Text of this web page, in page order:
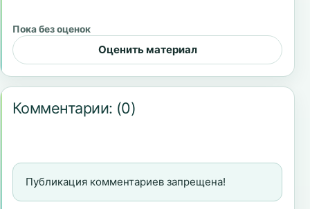
Пока без оценок
Оценить материал
Комментарии: (0)
Публикация комментариев запрещена!